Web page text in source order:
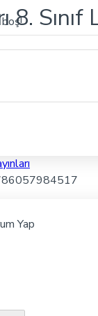
8.
Yap